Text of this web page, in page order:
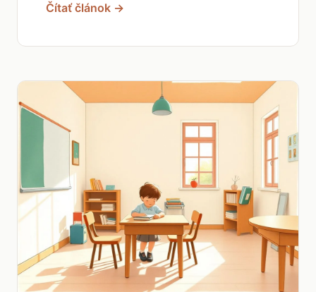
Čítať článok →